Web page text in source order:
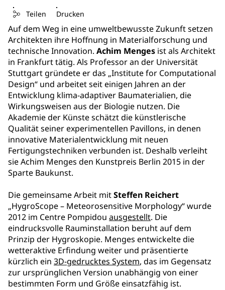
Teilen Drucken
Auf dem Weg in eine umweltbewusste Zukunft setzen
Architekten ihre Hoffnung in Materialforschung und
technische Innovation. Achim Menges ist als Architekt
in Frankfurt tätig. Als Professor an der Universität
Stuttgart gründete er das „Institute for Computational
Design“ und arbeitet seit einigen Jahren an der
Entwicklung klima-adaptiver Baumaterialien, die
Wirkungsweisen aus der Biologie nutzen. Die
Akademie der Künste schätzt die künstlerische
Qualität seiner experimentellen Pavillons, in denen
innovative Materialentwicklung mit neuen
Fertigungstechniken verbunden ist. Deshalb verleiht
sie Achim Menges den Kunstpreis Berlin 2015 in der
Sparte Baukunst.
Die gemeinsame Arbeit mitSteffen Reichert
„HygroScope – Meteorosensitive Morphology“ wurde
2012 im Centre Pompidou ausgestellt. Die
eindrucksvolle Rauminstallation beruht auf dem
Prinzip der Hygroskopie. Menges entwickelte die
wetteraktive Erfindung weiter und präsentierte
kürzlich ein 3D-gedrucktes System, das im Gegensatz
zur ursprünglichen Version unabhängig von einer
bestimmten Form und Größe einsatzfähig ist.